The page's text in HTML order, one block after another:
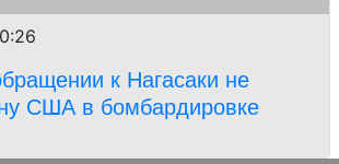
к Нагасаки не
США в бомбардировке